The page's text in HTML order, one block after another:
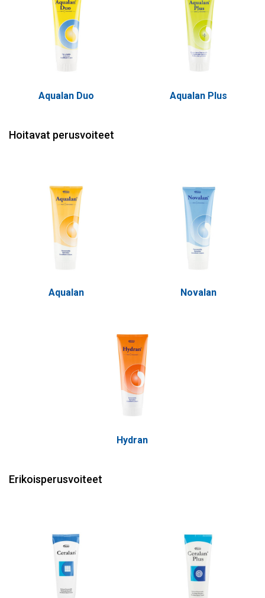
Aqualan Duo Aqualan Plus
Hoitavat perusvoiteet
Aqualan Novalan
Hydran
Erikoisperusvoiteet